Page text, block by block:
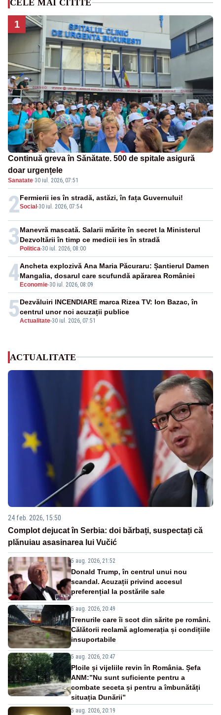
CELE MAI CITITE
1
Continuă greva în Sănătate. 500 de spitale asigură
doar urgențele
Sanatate·30 iul. 2026, 07:51
2Social-30 iul. 2026, 07:54
Fermierii ies în stradă, astăzi, în fața Guvernului!
3Politica-30 iul. 2026, 08:00
Manevră mascată. Salarii mărite în secret la Ministerul
Dezvoltării în timp ce medicii ies în stradă
4Economie-30 iul. 2026, 08:09
Ancheta explozivă Ana Maria Păcuraru: Șantierul Damen
Mangalia, dosarul care scufundă apărarea României
5Actualitate-30 iul. 2026, 07:51
Dezvăluiri INCENDIARE marca Rizea TV: Ion Bazac, în
centrul unor noi acuzații publice
ACTUALITATE
24 feb. 2026, 15:50
Complot dejucat în Serbia: doi bărbați, suspectați că
plănuiau asasinarea lui Vučić
5 aug. 2026, 21:52
Donald Trump, în centrul unui nou
scandal. Acuzații privind accesul
preferențial la postările sale
5 aug. 2026, 20:49
Trenurile care îi scot din sărite pe români.
Călătorii reclamă aglomerația și condițiile
insuportabile
5 aug. 2026, 20:47
Ploile și vijeliile revin în România. Șefa
ANM:”Nu sunt suficiente pentru a
combate seceta și pentru a îmbunătăți
situația Dunării”
5 aug. 2026, 20:19